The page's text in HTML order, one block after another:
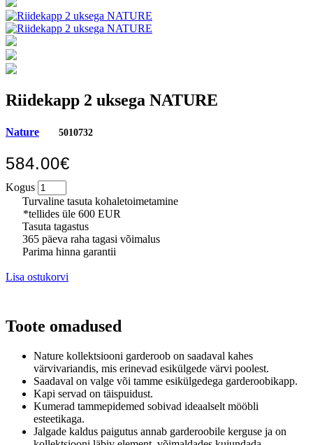
Riidekapp 2 uksega NATURE
Nature 5010732
584.00€
Kogus
Turvaline tasuta kohaletoimetamine
*tellides üle 600 EUR
Tasuta tagastus
365 päeva raha tagasi võimalus
Parima hinna garantii
Lisa ostukorvi
Toote omadused
Nature kollektsiooni garderoob on saadaval kahes
värvivariandis, mis erinevad esikülgede värvi poolest.
Saadaval on valge või tamme esikülgedega garderoobikapp.
Kapi servad on täispuidust.
Kumerad tammepidemed sobivad ideaalselt mööbli
esteetikaga.
Jalgade kaldus paigutus annab garderoobile kerguse ja on